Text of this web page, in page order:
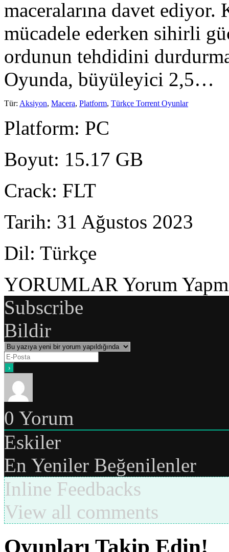
maceralarına davet ediyor.
mücadele ederken sihirli
ordunun tehdidini
Oyunda, büyüleyici 2,5…
Tür: Aksiyon, Macera, Platform, Türkçe Torrent Oyunlar
Platform: PC
Boyut: 15.17 GB
Crack: FLT
Tarih: 31 Ağustos 2023
Dil: Türkçe
YORUMLAR Yorum
Subscribe
Bildir
0 Yorum
Eskiler
En Yeniler Beğenilenler
Inline Feedbacks
View all comments
Oyunları Takip Edin!